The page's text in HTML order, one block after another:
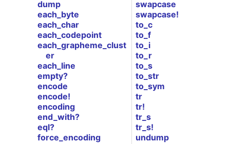
dump
each_byte
each_char
each_codepoint
each_grapheme_clust
er
each_line
empty?
encode
encode!
encoding
end_with?
eql?
force_encoding
swapcase
swapcase!
to_c
to_f
to_i
to_r
to_s
to_str
to_sym
tr
tr!
tr_s
tr_s!
undump